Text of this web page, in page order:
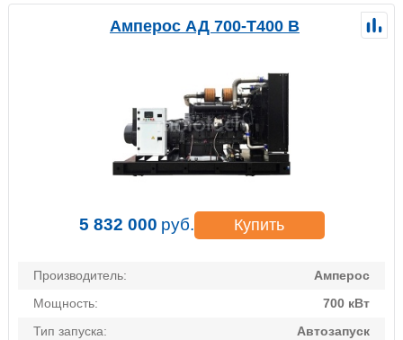
Амперос АД 700-Т400 B
5 832 000 руб. Купить
Производитель:
Амперос
Мощность:
700 кВт
Тип запуска:
Автозапуск